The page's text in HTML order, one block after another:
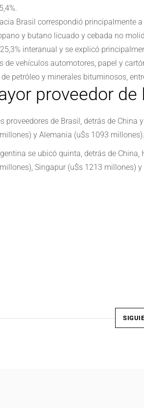
Brasil correspondió principalmente
y butano licuado y cebada no
interanual y se explicó
vehículos automotores, papel y
petróleo y minerales bituminosos,
proveedor de
proveedores de Brasil, detrás de China
y Alemania (u$s 1093 millones).
se ubicó quinta, detrás de China,
Singapur (u$s 1213 millones)